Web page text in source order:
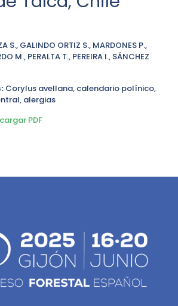
S., GALINDO ORTIZ S., MARDONES P.,
M., PERALTA T., PEREIRA I., SÁNCHEZ
Corylus avellana, calendario polínico,
alergias
PDF